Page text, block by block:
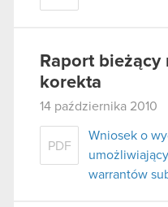
Raport
korekta
14 października 2010
PDF
Wniosek o
warrantów